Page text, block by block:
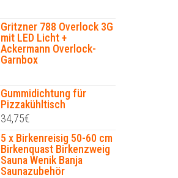
Gritzner 788 Overlock 3G
mit LED Licht +
Ackermann Overlock-
Garnbox
Gummidichtung für
Pizzakühltisch
34,75€
5 x Birkenreisig 50-60 cm
Birkenquast Birkenzweig
Sauna Wenik Banja
Saunazubehör